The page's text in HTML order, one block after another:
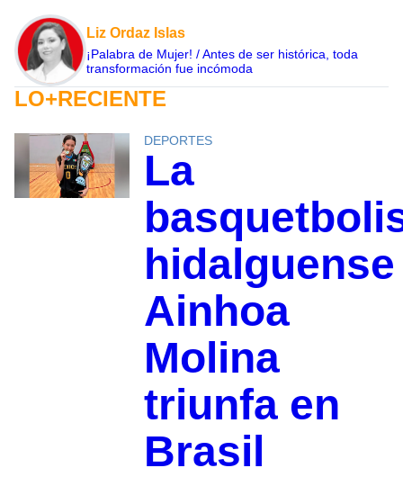
Liz Ordaz Islas
¡Palabra de Mujer! / Antes de ser histórica, toda
transformación fue incómoda
LO+RECIENTE
DEPORTES
La
hidalguense
Ainhoa
Molina
triunfa en
Brasil